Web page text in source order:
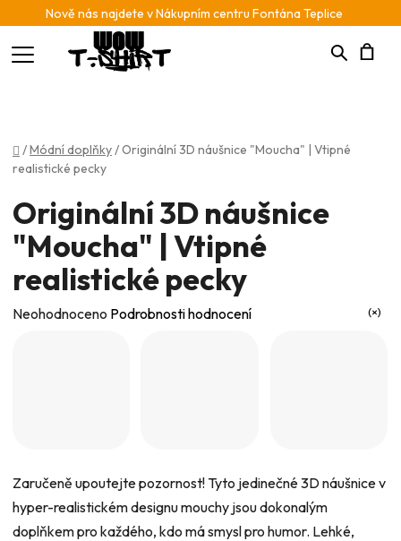
Nově nás najdete v Nákupním centru Fontána Teplice
Hledat
Domů
/Módní doplňky/Originální 3D náušnice "Moucha" | Vtipné
realistické pecky
Zaručeně upoutejte pozornost! Tyto jedinečné 3D náušnice v
hyper-realistickém designu mouchy jsou dokonalým
doplňkem pro každého, kdo má smysl pro humor. Lehké,
Originální 3D náušnice
"Moucha" | Vtipné
realistické pecky
Průměrné
hvězdiček.
Neohodnoceno Podrobnosti hodnocení